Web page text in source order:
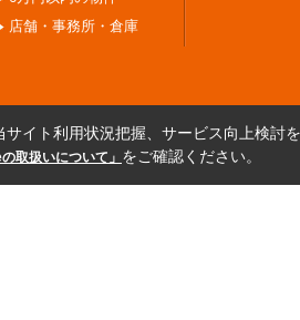
店舗・事務所・倉庫
サイト利用状況把握、サービス向上検討
の取扱いについて」 をご確認ください。